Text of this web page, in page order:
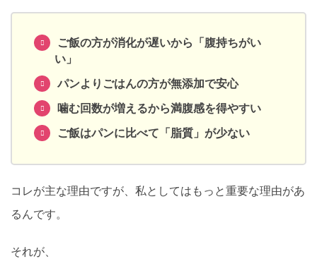
ご飯の方が消化が遅いから「腹持ちがい
い」
パンよりごはんの方が無添加で安心
噛む回数が増えるから満腹感を得やすい
ご飯はパンに比べて「脂質」が少ない
コレが主な理由ですが、私としてはもっと重要な理由があ
るんです。
それが、